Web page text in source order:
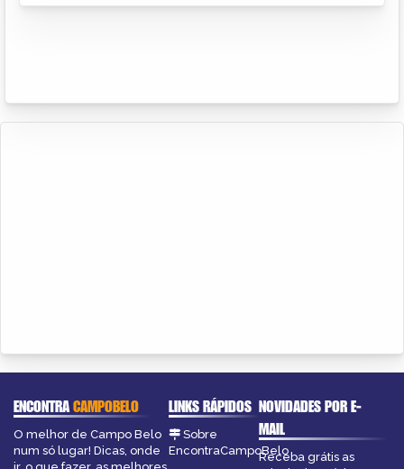
ENCONTRACAMPOBELO
O melhor de Campo Belo
num só lugar! Dicas, onde
LINKS RÁPIDOS
Sobre
EncontraCampoBelo
NOVIDADES POR E-
MAIL
Receba grátis as